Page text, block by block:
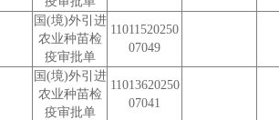
国(境)外引进
农业种苗检
疫审批单
11011520250
07049
国(境)外引进
农业种苗检
疫审批单
11013620250
07041